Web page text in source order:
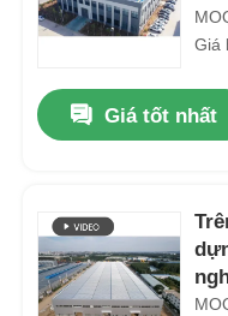
Giá
Giá tốt nhất